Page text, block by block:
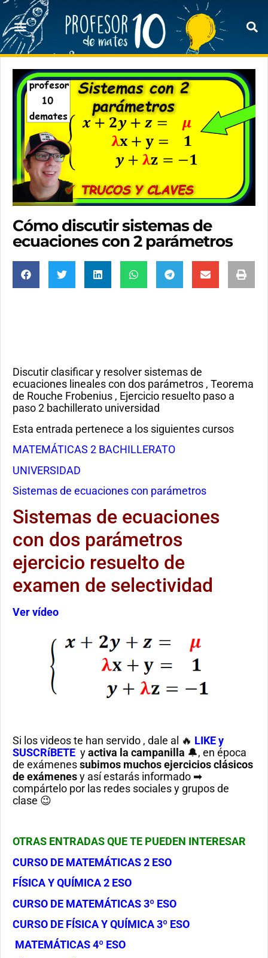
Cómo discutir sistemas de
ecuaciones con 2 parámetros
Discutir clasificar y resolver sistemas de
ecuaciones lineales con dos parámetros , Teorema
de Rouche Frobenius , Ejercicio resuelto paso a
paso 2 bachillerato universidad
Esta entrada pertenece a los siguientes cursos
MATEMÁTICAS 2 BACHILLERATO
UNIVERSIDAD
Sistemas de ecuaciones con parámetros
Sistemas de ecuaciones
con dos parámetros
ejercicio resuelto de
examen de selectividad
Ver vídeo
Si los videos te han servido , dale al 🔥 LIKE y
SUSCRíBETE yactiva la campanilla 🔔, en época
de exámenessubimos muchos ejercicios clásicos
de exámenesy así estarás informado ➡
compártelo por las redes sociales y grupos de
clase 😉
OTRAS ENTRADAS QUE TE PUEDEN INTERESAR
CURSO DE MATEMÁTICAS 2 ESO
FÍSICA Y QUÍMICA 2 ESO
CURSO DE MATEMÁTICAS 3º ESO
CURSO DE FÍSICA Y QUÍMICA 3º ESO
MATEMÁTICAS 4º ESO